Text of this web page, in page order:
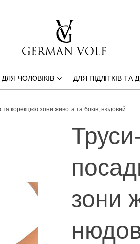
ДЛЯ ЧОЛОВІКІВ ДЛЯ ПІДЛІТКІВ ТА
корекцією зони живота та боків, нюдовий
зони